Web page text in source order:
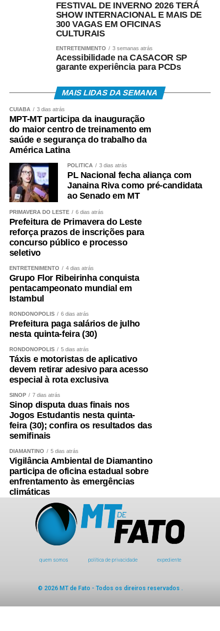
FESTIVAL DE INVERNO 2026 TERÁ
SHOW INTERNACIONAL E MAIS DE
300 VAGAS EM OFICINAS
CULTURAIS
ENTRETENIMENTO 3 semanas atrás
Acessibilidade na CASACOR SP
garante experiência para PCDs
MAIS LIDAS DA SEMANA
CUIABÁ 3 dias atrás
MPT-MT participa da inauguração
do maior centro de treinamento em
saúde e segurança do trabalho da
América Latina
POLÍTICA 3 dias atrás
PL Nacional fecha aliança com
Janaina Riva como pré-candidata
ao Senado em MT
PRIMAVERA DO LESTE 6 dias atrás
Prefeitura de Primavera do Leste
reforça prazos de inscrições para
concurso público e processo
seletivo
ENTRETENIMENTO 4 dias atrás
Grupo Flor Ribeirinha conquista
pentacampeonato mundial em
Istambul
RONDONÓPOLIS 6 dias atrás
Prefeitura paga salários de julho
nesta quinta-feira (30)
RONDONÓPOLIS 5 dias atrás
Táxis e motoristas de aplicativo
devem retirar adesivo para acesso
especial à rota exclusiva
SINOP 7 dias atrás
Sinop disputa duas finais nos
Jogos Estudantis nesta quinta-
feira (30); confira os resultados das
semifinais
DIAMANTINO 5 dias atrás
Vigilância Ambiental de Diamantino
participa de oficina estadual sobre
enfrentamento às emergências
climáticas
quem somos política de privacidade expediente
© 2026 MT de Fato - Todos os direiros reservados .